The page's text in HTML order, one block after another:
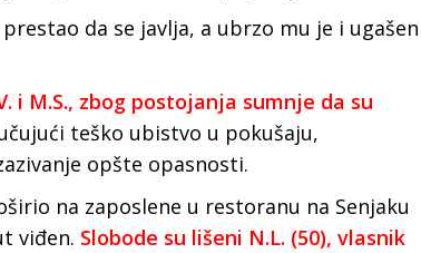
da se javlja, a ubrzo mu je i ugašen
i M.S., zbog postojanja sumnje da su
teško ubistvo u pokušaju,
opšte opasnosti.
na zaposlene u restoranu na Senjaku
viđen. Slobode su lišeni N.L. (50), vlasnik